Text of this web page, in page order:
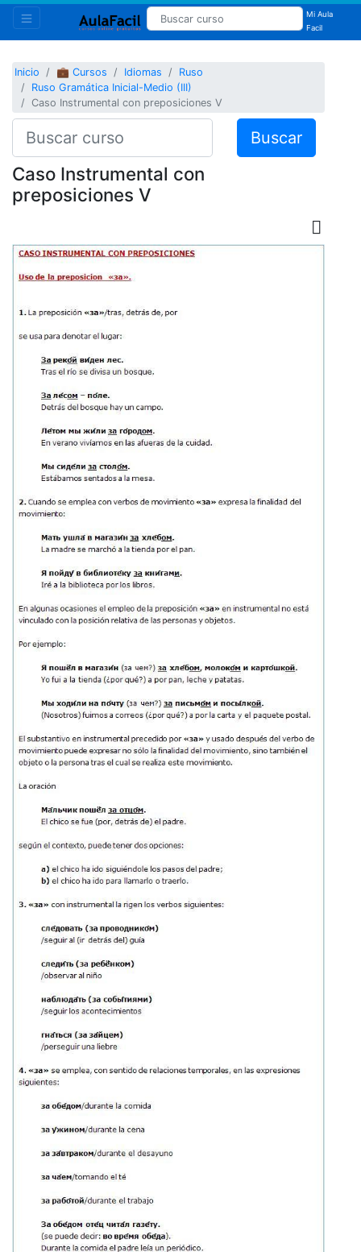
Mi Aula
Facil
Inicio 💼 Cursos Idiomas
Ruso
Ruso Gramática Inicial-Medio (III)
Caso Instrumental con preposiciones V
Buscar
Caso Instrumental con
preposiciones V